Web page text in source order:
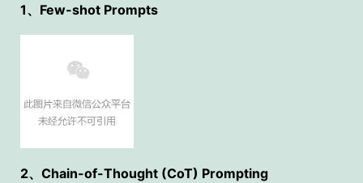
1、Few-shot Prompts
2、Chain-of-Thought (CoT) Prompting